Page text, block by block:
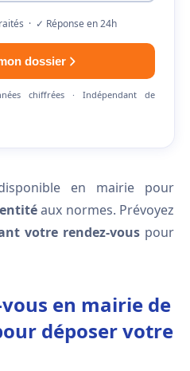
· ✓ Réponse en 24h
dossier
chiffrées · Indépendant de
en mairie pour
aux normes. Prévoyez
votre rendez-vous pour
en mairie de
déposer votre